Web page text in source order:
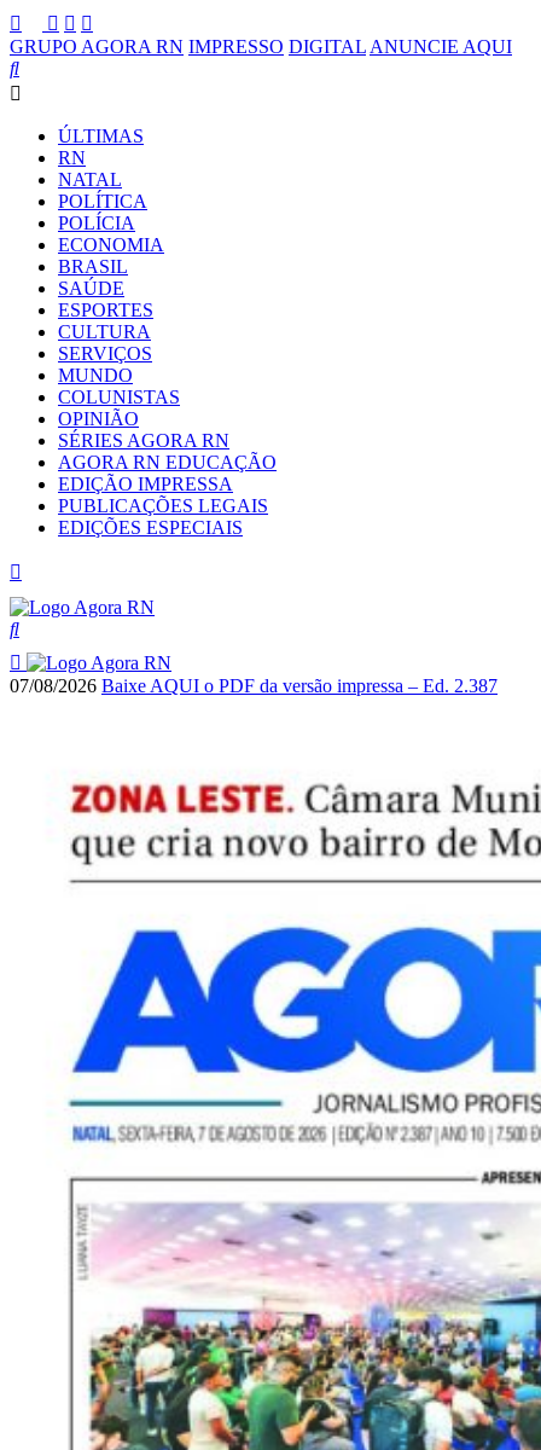
GRUPO AGORA RN IMPRESSO DIGITAL ANUNCIE AQUI
ÚLTIMAS
RN
NATAL
POLÍTICA
POLÍCIA
ECONOMIA
BRASIL
SAÚDE
ESPORTES
CULTURA
SERVIÇOS
MUNDO
COLUNISTAS
OPINIÃO
SÉRIES AGORA RN
AGORA RN EDUCAÇÃO
EDIÇÃO IMPRESSA
PUBLICAÇÕES LEGAIS
EDIÇÕES ESPECIAIS
07/08/2026 Baixe AQUI o PDF da versão impressa – Ed. 2.387